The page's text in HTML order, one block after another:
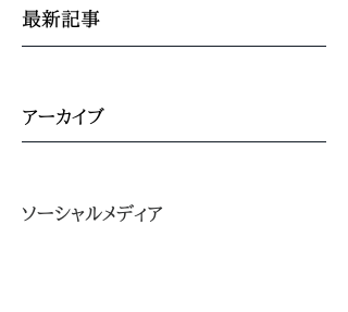
最新記事
アーカイブ
ソーシャルメディア